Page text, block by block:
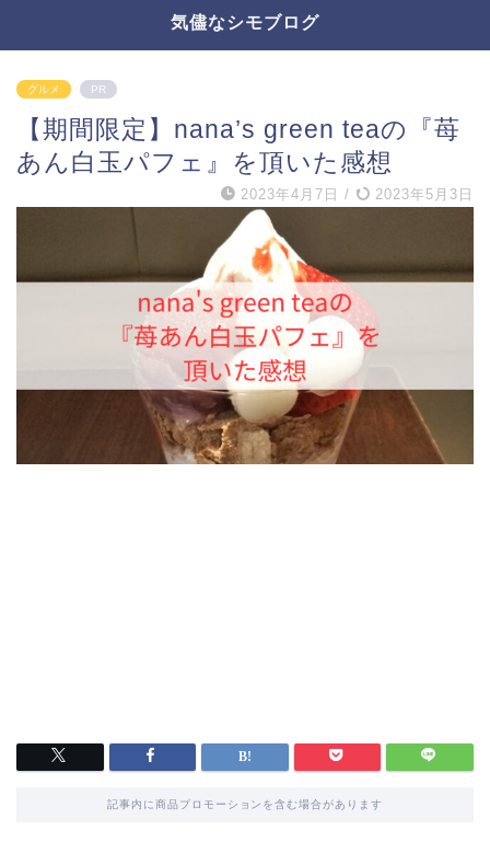
気儘なシモブログ
グルメ PR
【期間限定】nana’s green teaの『苺
あん白玉パフェ』を頂いた感想
2023年4月7日 / 2023年5月3日
記事内に商品プロモーションを含む場合があります